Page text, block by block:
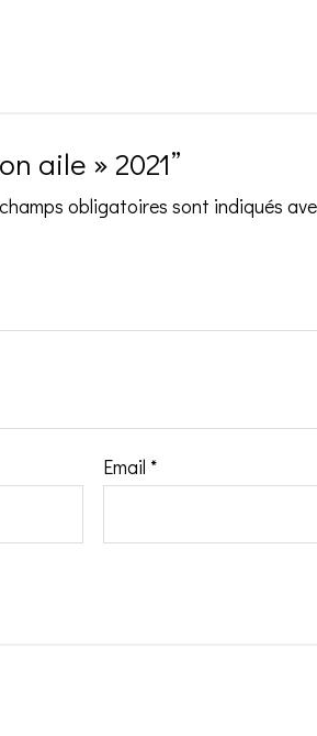
aile » 2021”
obligatoires sont indiqués
Email *